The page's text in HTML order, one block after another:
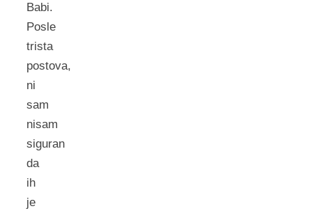
Babi.
Posle
trista
postova,
ni
sam
nisam
siguran
da
ih
je